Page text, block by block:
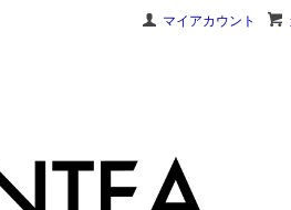
マイアカウント